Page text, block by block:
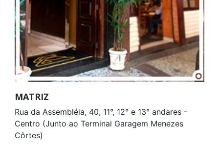
MATRIZ
Rua da Assembléia, 40, 11°, 12° e 13° andares -
Centro (Junto ao Terminal Garagem Menezes
Côrtes)